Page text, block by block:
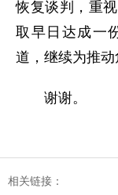
恢复谈判，重
取早日达成一
道，继续为推动
谢谢。
相关链接：